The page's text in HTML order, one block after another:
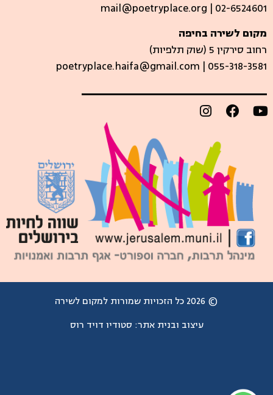
mail@poetryplace.org | 02-6524601
מקום לשירה בחיפה
רחוב סירקין 5 (שוק תלפיות)​
poetryplace.haifa@gmail.com | ​055-318-3581
© 2026 כל הזכויות שמורות למקום לשירה
עיצוב ובנית אתר: סטודיו דויד רוס